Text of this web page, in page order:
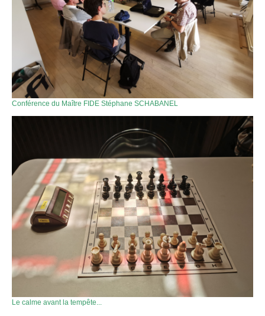
Conférence du Maître FIDE Stéphane SCHABANEL
Le calme avant la tempête...